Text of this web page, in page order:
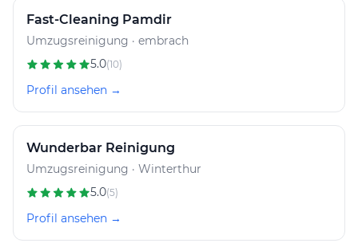
Fast-Cleaning Pamdir
Umzugsreinigung · embrach
5.0(10)
Profil ansehen →
Wunderbar Reinigung
Umzugsreinigung · Winterthur
5.0(5)
Profil ansehen →